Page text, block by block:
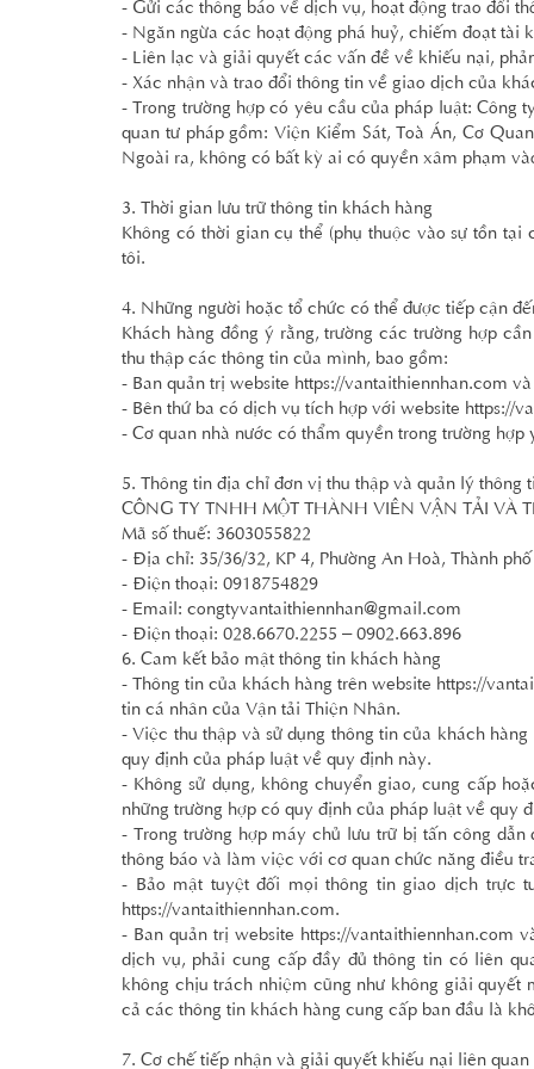
- Gửi các thông báo về dịch vụ, hoạt động trao đổi
- Ngăn ngừa các hoạt động phá huỷ, chiếm đoạt tài
- Liên lạc và giải quyết các vấn đề về khiếu nại,
- Xác nhận và trao đổi thông tin về giao dịch của
- Trong trường hợp có yêu cầu của pháp luật:
quan tư pháp gồm: Viện Kiểm Sát, Toà Án, Cơ
Ngoài ra, không có bất kỳ ai có quyền xâm phạm
3. Thời gian lưu trữ thông tin khách hàng
Không có thời gian cụ thể (phụ thuộc vào sự tồn
tôi.
4. Những người hoặc tổ chức có thể được tiếp cận
Khách hàng đồng ý rằng, trường các trường hợp
thu thập các thông tin của mình, bao gồm:
- Ban quản trị website https://vantaithiennhan.com
- Bên thứ ba có dịch vụ tích hợp với website https://
- Cơ quan nhà nước có thẩm quyền trong trường
5. Thông tin địa chỉ đơn vị thu thập và quản lý thông
CÔNG TY TNHH MỘT THÀNH VIÊN VẬN TẢI VÀ
Mã số thuế: 3603055822
- Địa chỉ: 35/36/32, KP 4, Phường An Hoà, Thành
- Điện thoại: 0918754829
- Email: congtyvantaithiennhan@gmail.com
- Điện thoại: 028.6670.2255 – 0902.663.896
6. Cam kết bảo mật thông tin khách hàng
- Thông tin của khách hàng trên website https://
tin cá nhân của Vận tải Thiện Nhân.
- Việc thu thập và sử dụng thông tin của khách
quy định của pháp luật về quy định này.
- Không sử dụng, không chuyển giao, cung cấp
những trường hợp có quy định của pháp luật về quy
- Trong trường hợp máy chủ lưu trữ bị tấn công
thông báo và làm việc với cơ quan chức năng điều
- Bảo mật tuyệt đối mọi thông tin giao dịch trực
https://vantaithiennhan.com.
- Ban quản trị website https://vantaithiennhan.com
dịch vụ, phải cung cấp đầy đủ thông tin có liên
không chịu trách nhiệm cũng như không giải
cả các thông tin khách hàng cung cấp ban đầu là
7. Cơ chế tiếp nhận và giải quyết khiếu nại liên